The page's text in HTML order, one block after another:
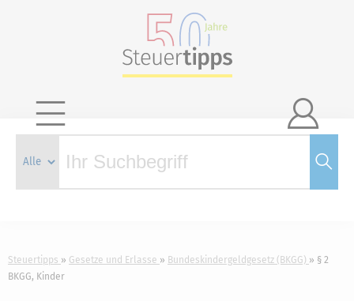

Steuertipps Gesetze und Erlasse Bundeskindergeldgesetz (BKGG)
§ 2
BKGG, Kinder